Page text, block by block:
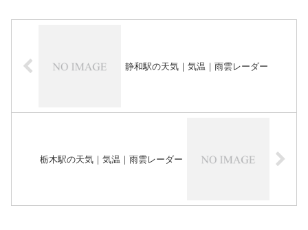
静和駅の天気｜気温｜雨雲レーダー
栃木駅の天気｜気温｜雨雲レーダー